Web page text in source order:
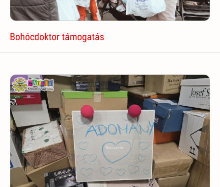
Bohócdoktor támogatás